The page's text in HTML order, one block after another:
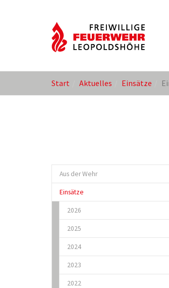
sind
Start Aktuelles Einsätze
Aus der Wehr
Einsätze
2026
2025
2024
2023
2022